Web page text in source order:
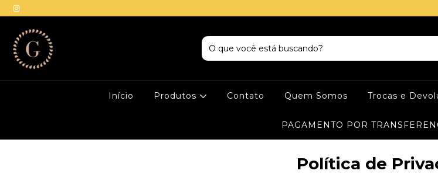
Início Produtos Contato Quem Somos Trocas e
PAGAMENTO POR
Política de